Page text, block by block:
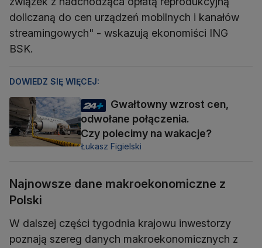
doliczaną do cen urządzeń mobilnych i kanałów
streamingowych" - wskazują ekonomiści ING
BSK.
DOWIEDZ SIĘ WIĘCEJ:
Gwałtowny wzrost cen,
odwołane połączenia.
Czy polecimy na wakacje?
Łukasz Figielski
Najnowsze dane makroekonomiczne z
Polski
W dalszej części tygodnia krajowu inwestorzy
poznają szereg danych makroekonomicznych z